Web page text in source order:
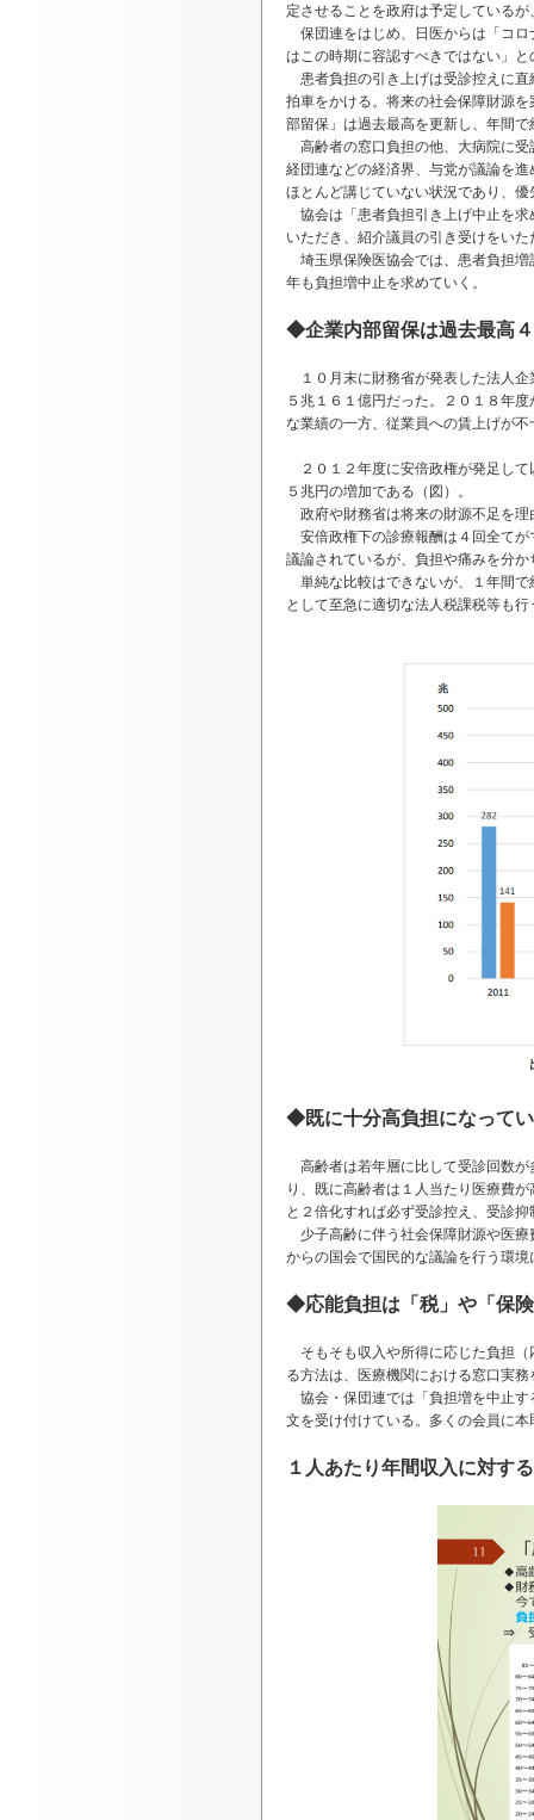
定させることを政府は予定している
保団連をはじめ、日医からは「コロ
はこの時期に容認すべきではない」
患者負担の引き上げは受診控えに直
拍車をかける。将来の社会保障財源
部留保」は過去最高を更新し、年間
高齢者の窓口負担の他、大病院に受
経団連などの経済界、与党が議論を
ほとんど講じていない状況であり、
協会は「患者負担引き上げ中止を求
いただき、紹介議員の引き受けをいた
埼玉県保険医協会では、患者負担増
年も負担増中止を求めていく。
◆企業内部留保は過去最高
１０月末に財務省が発表した法人企
５兆１６１億円だった。２０１８年
な業績の一方、従業員への賃上げが不
２０１２年度に安倍政権が発足して
５兆円の増加である（図）。
政府や財務省は将来の財源不足を理
安倍政権下の診療報酬は４回全てが
議論されているが、負担や痛みを分
単純な比較はできないが、１年間で
として至急に適切な法人税課税等も
◆既に十分高負担になって
高齢者は若年層に比して受診回数が
り、既に高齢者は１人当たり医療費
と２倍化すれば必ず受診控え、受診
少子高齢に伴う社会保障財源や医療
からの国会で国民的な議論を行う環
◆応能負担は「税」や「保
そもそも収入や所得に応じた負担（
る方法は、医療機関における窓口実
協会・保団連では「負担増を中止す
文を受け付けている。多くの会員に
１人あたり年間収入に対す